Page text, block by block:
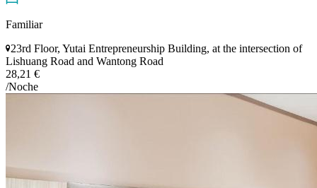
Familiar
23rd Floor, Yutai Entrepreneurship Building, at the intersection of
Lishuang Road and Wantong Road
28,21 €
/Noche